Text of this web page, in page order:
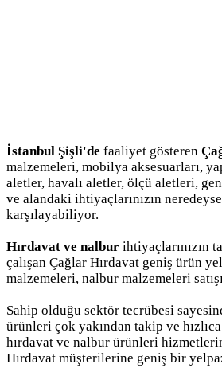
İstanbul Şişli'de faaliyet gösteren
malzemeleri, mobilya aksesuarları,
aletler, havalı aletler, ölçü aletleri,
ve alandaki ihtiyaçlarınızın neredeyse
karşılayabiliyor.
Hırdavat ve nalbur ihtiyaçlarınızın
çalışan Çağlar Hırdavat geniş ürün
malzemeleri, nalbur malzemeleri
Sahip olduğu sektör tecrübesi
ürünleri çok yakından takip ve
hırdavat ve nalbur ürünleri
Hırdavat müşterilerine geniş bir